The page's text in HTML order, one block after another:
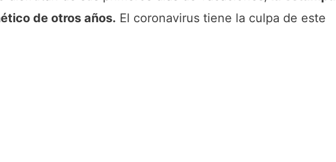
de otros años. El coronavirus tiene la culpa de este